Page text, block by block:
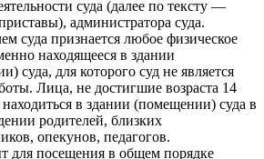
суда (далее по тексту —
администратора суда.
суда признается любое физическое
находящееся в здании
суда, для которого суд не является
Лица, не достигшие возраста 14
находиться в здании (помещении) суда в
родителей, близких
опекунов, педагогов.
для посещения в общем порядке